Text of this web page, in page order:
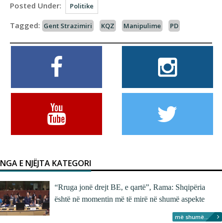
Posted Under: Politike
Tagged: Gent Strazimiri KQZ Manipulime PD
NGA E NJËJTA KATEGORI
“Rruga jonë drejt BE, e qartë”, Rama: Shqipëria
është në momentin më të mirë në shumë aspekte
më shumë...